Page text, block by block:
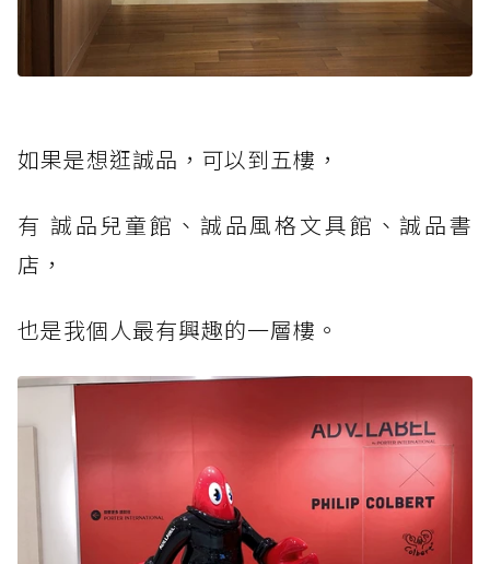
如果是想逛誠品，可以到五樓，
有 誠品兒童館、誠品風格文具館、誠品書
店，
也是我個人最有興趣的一層樓。